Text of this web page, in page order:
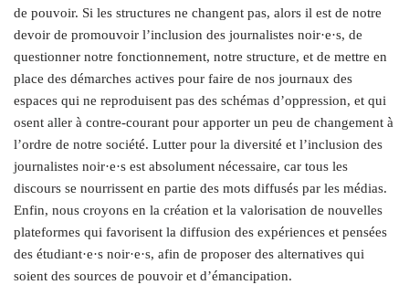
de pouvoir. Si les structures ne changent pas, alors il est de notre
devoir de promouvoir l’inclusion des journalistes noir·e·s, de
questionner notre fonctionnement, notre structure, et de mettre en
place des démarches actives pour faire de nos journaux des
espaces qui ne reproduisent pas des schémas d’oppression, et qui
osent aller à contre-courant pour apporter un peu de changement à
l’ordre de notre société. Lutter pour la diversité et l’inclusion des
journalistes noir·e·s est absolument nécessaire, car tous les
discours se nourrissent en partie des mots diffusés par les médias.
Enfin, nous croyons en la création et la valorisation de nouvelles
plateformes qui favorisent la diffusion des expériences et pensées
des étudiant·e·s noir·e·s, afin de proposer des alternatives qui
soient des sources de pouvoir et d’émancipation.